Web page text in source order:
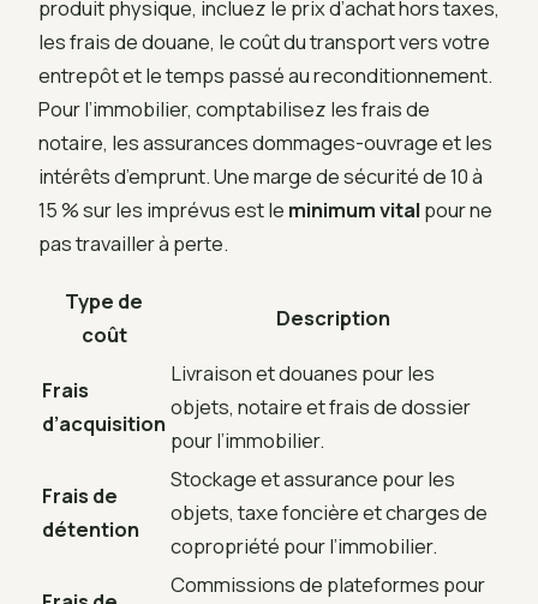
produit physique, incluez le prix d’achat hors taxes,
les frais de douane, le coût du transport vers votre
entrepôt et le temps passé au reconditionnement.
Pour l’immobilier, comptabilisez les frais de
notaire, les assurances dommages-ouvrage et les
intérêts d’emprunt. Une marge de sécurité de 10 à
15 % sur les imprévus est le minimum vital pour ne
pas travailler à perte.
Type de
coût
Description
Frais
d’acquisition
Livraison et douanes pour les
objets, notaire et frais de dossier
pour l’immobilier.
Frais de
détention
Stockage et assurance pour les
objets, taxe foncière et charges de
copropriété pour l’immobilier.
Commissions de plateformes pour